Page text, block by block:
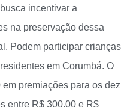
incentivar a
na preservação dessa
Podem participar crianças
em Corumbá. O
premiações para os dez
entre R$ 300,00 e R$